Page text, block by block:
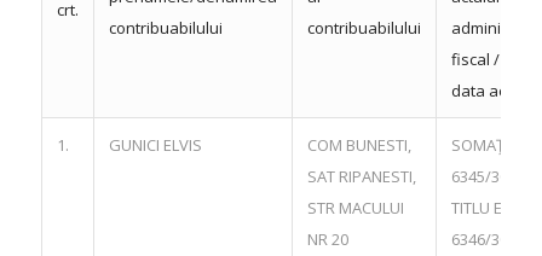
crt.
contribuabilului
contribuabilului
fiscal / nr. şi
data actului
1. GUNICI ELVIS
COM BUNESTI,
SAT RIPANESTI,
STR MACULUI
NR 20
SOMAŢIE NR
6345/
TITLU EXEC
6346/